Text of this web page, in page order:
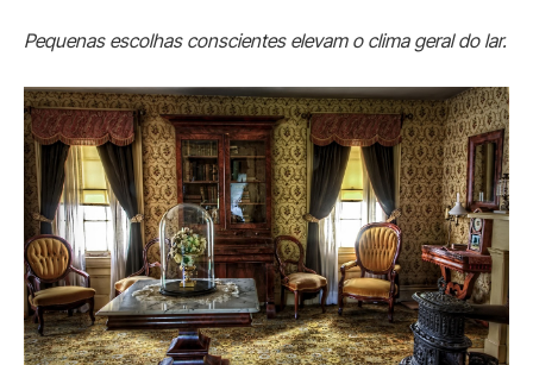
Pequenas escolhas conscientes elevam o clima geral do lar.